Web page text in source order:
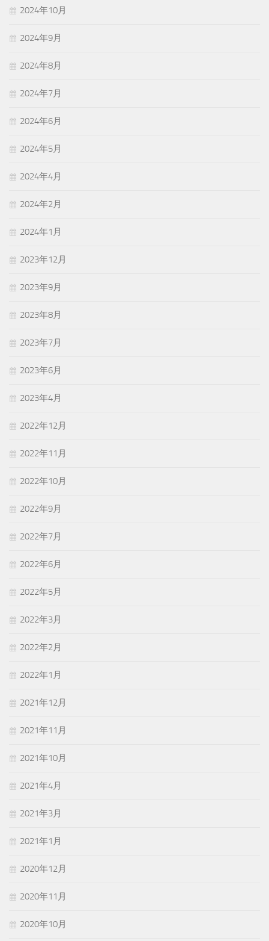
2024年10月
2024年9月
2024年8月
2024年7月
2024年6月
2024年5月
2024年4月
2024年2月
2024年1月
2023年12月
2023年9月
2023年8月
2023年7月
2023年6月
2023年4月
2022年12月
2022年11月
2022年10月
2022年9月
2022年7月
2022年6月
2022年5月
2022年3月
2022年2月
2022年1月
2021年12月
2021年11月
2021年10月
2021年4月
2021年3月
2021年1月
2020年12月
2020年11月
2020年10月